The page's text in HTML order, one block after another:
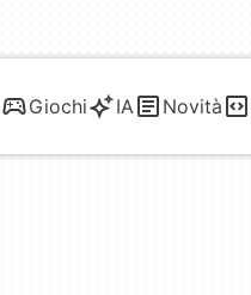
Giochi IA Novità